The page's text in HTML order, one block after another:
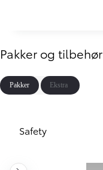
Pakker og tilbehør
Pakker Ekstra
Safety